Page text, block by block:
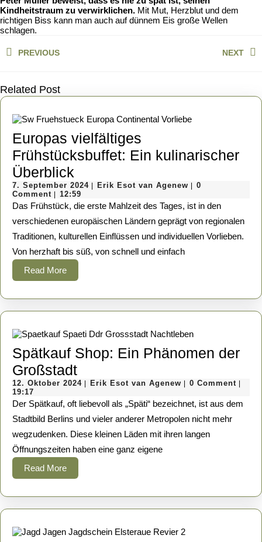
Kindheitstraum zu verwirklichen. Mit Mut, Herzblut und dem
richtigen Biss kann man auch auf dünnem Eis große Wellen
schlagen.
PREVIOUS
post:
NEXT
Related Post
Europas vielfältiges
Frühstücksbuffet: Ein kulinarischer
Überblick
vielfältiges
Frühstücksbuffet:
Ein
kulinarischer
Überblick
7. September 20247.
2024
Erik Esot van Agenew Erik
van
Agenew
0
Comment
12:59
Das Frühstück, die erste Mahlzeit des Tages, ist in den
verschiedenen europäischen Ländern geprägt von regionalen
Traditionen, kulturellen Einflüssen und individuellen Vorlieben.
Von herzhaft bis süß, von schnell und einfach
Read MoreRead
More
Spätkauf Shop: Ein Phänomen der
GroßstadtSpätkauf
Shop:
Ein
Phänomen
der
Großstadt
12. Oktober 202412.
2024
Erik Esot van Agenew Erik
van
Agenew
0 Comment
19:17
Der Spätkauf, oft liebevoll als „Späti“ bezeichnet, ist aus dem
Stadtbild Berlins und vieler anderer Metropolen nicht mehr
wegzudenken. Diese kleinen Läden mit ihren langen
Öffnungszeiten haben eine ganz eigene
Read MoreRead
More